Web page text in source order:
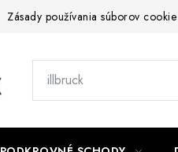
Zásady používania súborov cookie